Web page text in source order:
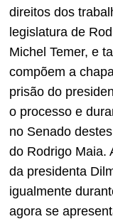
direitos dos
legislatura de
Michel Temer, e
compõem a
prisão do
o processo e
no Senado
do Rodrigo Maia.
da presidenta
igualmente
agora se